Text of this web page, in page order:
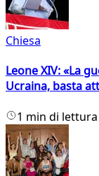
Chiesa
Leone XIV: «La
Ucraina, basta
1 min di lettura